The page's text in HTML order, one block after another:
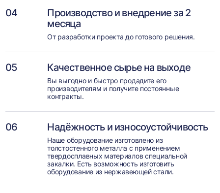
04
Производство и внедрение за 2
месяца
От разработки проекта до готового решения.
05 Качественное сырье на выходе
Вы выгодно и быстро продадите его
производителям и получите постоянные
контракты.
06 Надёжность и износоустойчивость
Наше оборудование изготовлено из
толстостенного металла с применением
твердосплавных материалов специальной
закалки. Есть возможность изготовить
оборудование из нержавеющей стали.